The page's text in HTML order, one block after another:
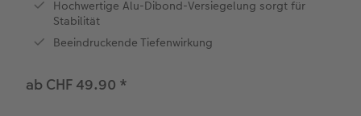
Coffeetable Book «Art Collection»
Wandgestaltung
Neuheiten
Hochwertige Alu-Dibond-Versiegelung sorgt für
Stabilität
Beeindruckende Tiefenwirkung
ab CHF 49.90 *